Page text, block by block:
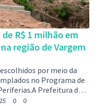
R$ 1 milhão em
região de Vargem
por meio da
no Programa de
Prefeitura de
proporcionar uma
0 0